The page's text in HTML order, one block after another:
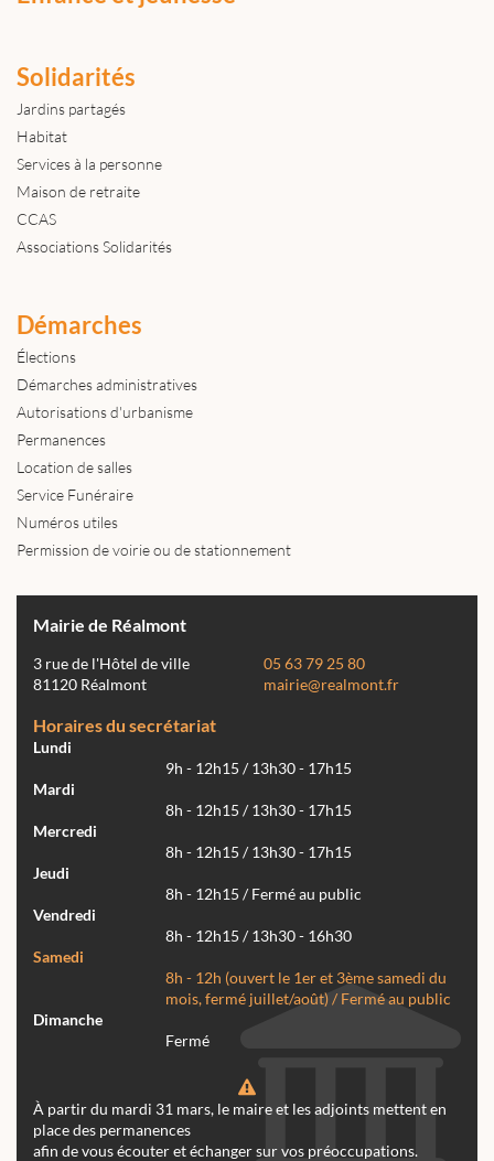
Solidarités
Jardins partagés
Habitat
Services à la personne
Maison de retraite
CCAS
Associations Solidarités
Démarches
Élections
Démarches administratives
Autorisations d'urbanisme
Permanences
Location de salles
Service Funéraire
Numéros utiles
Permission de voirie ou de stationnement
Mairie de Réalmont
3 rue de l'Hôtel de ville
81120 Réalmont
05 63 79 25 80
mairie@realmont.fr
Horaires du secrétariat
Lundi
9h - 12h15 / 13h30 - 17h15
Mardi
8h - 12h15 / 13h30 - 17h15
Mercredi
8h - 12h15 / 13h30 - 17h15
Jeudi
8h - 12h15 / Fermé au public
Vendredi
8h - 12h15 / 13h30 - 16h30
Samedi
8h - 12h (ouvert le 1er et 3ème samedi du
mois, fermé juillet/août) / Fermé au public
Dimanche
Fermé
À partir du mardi 31 mars, le maire et les adjoints mettent en
place des permanences
afin de vous écouter et échanger sur vos préoccupations.